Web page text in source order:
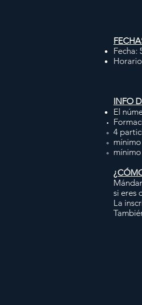
Fecha:
INFO
El
4
si eres
La